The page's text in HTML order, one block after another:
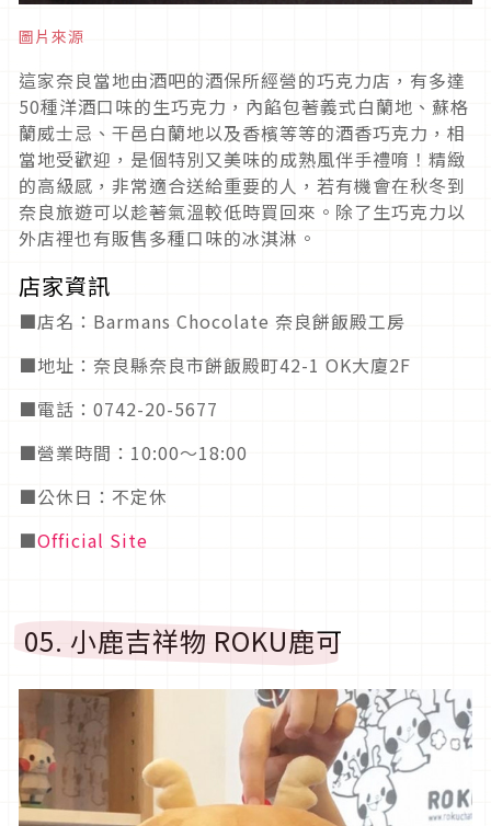
圖片來源
這家奈良當地由酒吧的酒保所經營的巧克力店，有多達
50種洋酒口味的生巧克力，內餡包著義式白蘭地、蘇格
蘭威士忌、干邑白蘭地以及香檳等等的酒香巧克力，相
當地受歡迎，是個特別又美味的成熟風伴手禮唷！精緻
的高級感，非常適合送給重要的人，若有機會在秋冬到
奈良旅遊可以趁著氣溫較低時買回來。除了生巧克力以
外店裡也有販售多種口味的冰淇淋。
店家資訊
■店名：Barmans Chocolate 奈良餅飯殿工房
■地址：奈良縣奈良市餅飯殿町42-1 OK大廈2F
■電話：0742-20-5677
■營業時間：10:00～18:00
■公休日：不定休
■Official Site
05. 小鹿吉祥物 ROKU鹿可